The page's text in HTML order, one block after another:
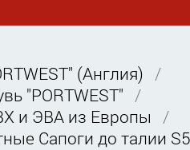
(Англия)
"PORTWEST"
и ЭВА из Европы
Сапоги до талии S5